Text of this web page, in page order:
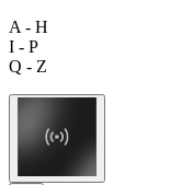
A - H
I - P
Q - Z